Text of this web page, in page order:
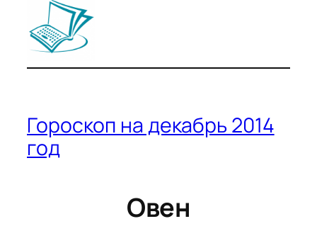
Гороскоп на декабрь 2014
год
Овен